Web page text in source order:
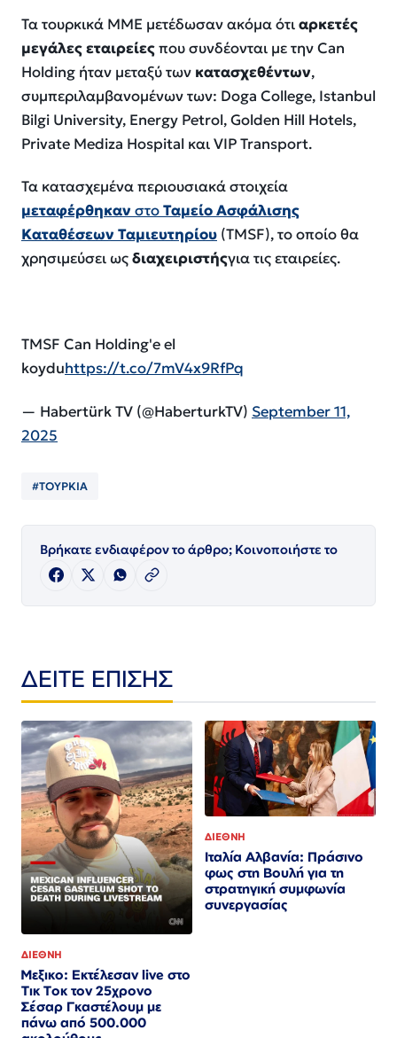
Τα τουρκικά ΜΜΕ μετέδωσαν ακόμα ότιαρκετές
μεγάλες εταιρείεςπου συνδέονται με την Can
Holding ήταν μεταξύ των κατασχεθέντων,
συμπεριλαμβανομένων των: Doga College, Istanbul
Bilgi University, Energy Petrol, Golden Hill Hotels,
Private Mediza Hospital και VIP Transport.
Τα κατασχεμένα περιουσιακά στοιχεία
μεταφέρθηκανστοΤαμείο Ασφάλισης
Καταθέσεων Ταμιευτηρίου (TMSF), το οποίο θα
χρησιμεύσει ωςδιαχειριστήςγια τις εταιρείες.
TMSF Can Holding'e el
koyduhttps://t.co/7mV4x9RfPq
— Habertürk TV (@HaberturkTV) September 11,
2025
#ΤΟΥΡΚΙΑ
Βρήκατε ενδιαφέρον το άρθρο; Κοινοποιήστε το
ΔΕΙΤΕ ΕΠΙΣΗΣ
ΔΙΕΘΝΗ
Μεξικο: Εκτέλεσαν live στο
Τικ Τοκ τον 25χρονο
Σέσαρ Γκαστέλουμ με
πάνω από 500.000
ΔΙΕΘΝΗ
Ιταλία Αλβανία: Πράσινο
φως στη Βουλή για τη
στρατηγική συμφωνία
συνεργασίας